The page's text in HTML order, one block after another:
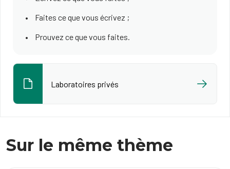
Faites ce que vous écrivez ;
Prouvez ce que vous faites.
Laboratoires privés
Sur le même thème